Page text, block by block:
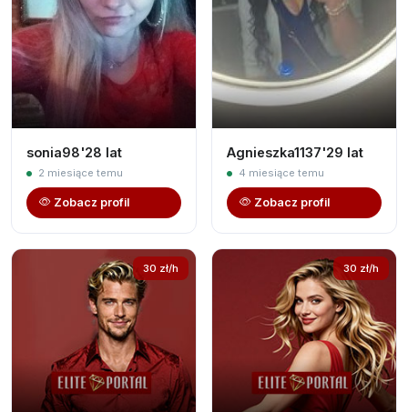
sonia98'28 lat
2 miesiące temu
Zobacz profil
Agnieszka1137'29 lat
4 miesiące temu
Zobacz profil
30 zł/h 30 zł/h